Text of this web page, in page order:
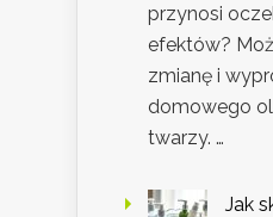
przynosi
efektów?
zmianę i
domowego
twarzy. …
Jak